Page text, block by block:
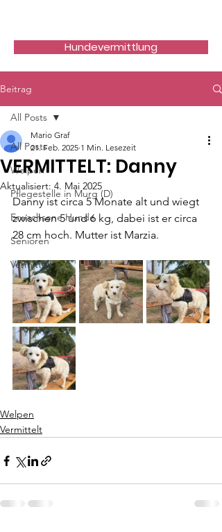
Hundevermittlung
Beitrag
All Posts
Welpen
Pflegestelle in Murg (D)
Erwachsene Hunde
Senioren
Vermittelt
All Posts
VERMITTELT: Danny
Mario Graf
21. Feb. 2025 1 Min. Lesezeit
Aktualisiert: 4. Mai 2025
Danny ist circa 5 Monate alt und wiegt
zwischen 5 und 6 kg, dabei ist er circa
28 cm hoch. Mutter ist Marzia.
Welpen
Vermittelt